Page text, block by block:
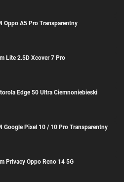
Oppo A5 Pro Transparentny
Lite 2.5D Xcover 7 Pro
Edge 50 Ultra Ciemnoniebieski
Google Pixel 10 / 10 Pro Transparentny
Privacy Oppo Reno 14 5G